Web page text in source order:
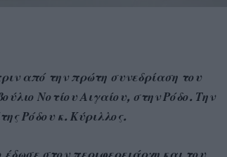
από την πρώτη συνεδρίαση του
Νοτίου Αιγαίου, στην Ρόδο. Την
Ρόδου κ. Κύριλλος.